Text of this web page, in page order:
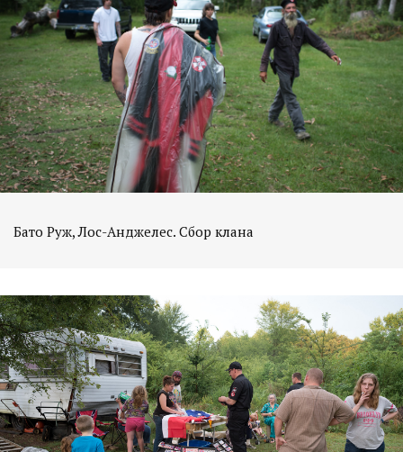
Бато Руж, Лос-Анджелес. Сбор клана